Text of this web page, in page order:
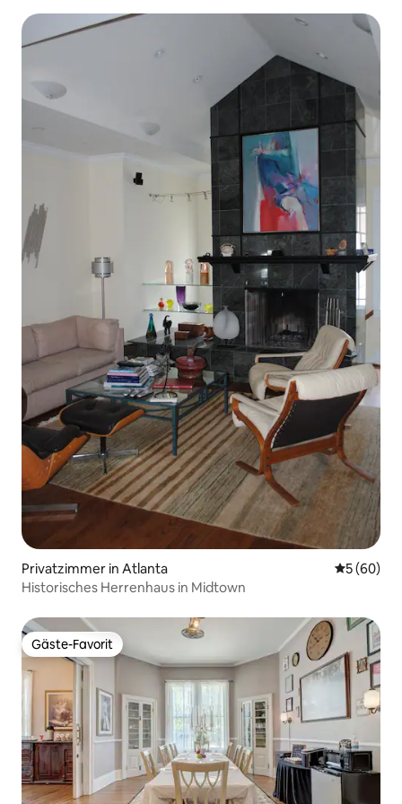
Privatzimmer in Atlanta
5 (60)
Historisches Herrenhaus in Midtown
Gäste-Favorit
Gäste-Favorit